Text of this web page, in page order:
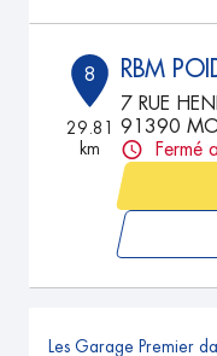
8
29.81
km
RBM
7 RUE
91390
Fermé
Les Garage Premier